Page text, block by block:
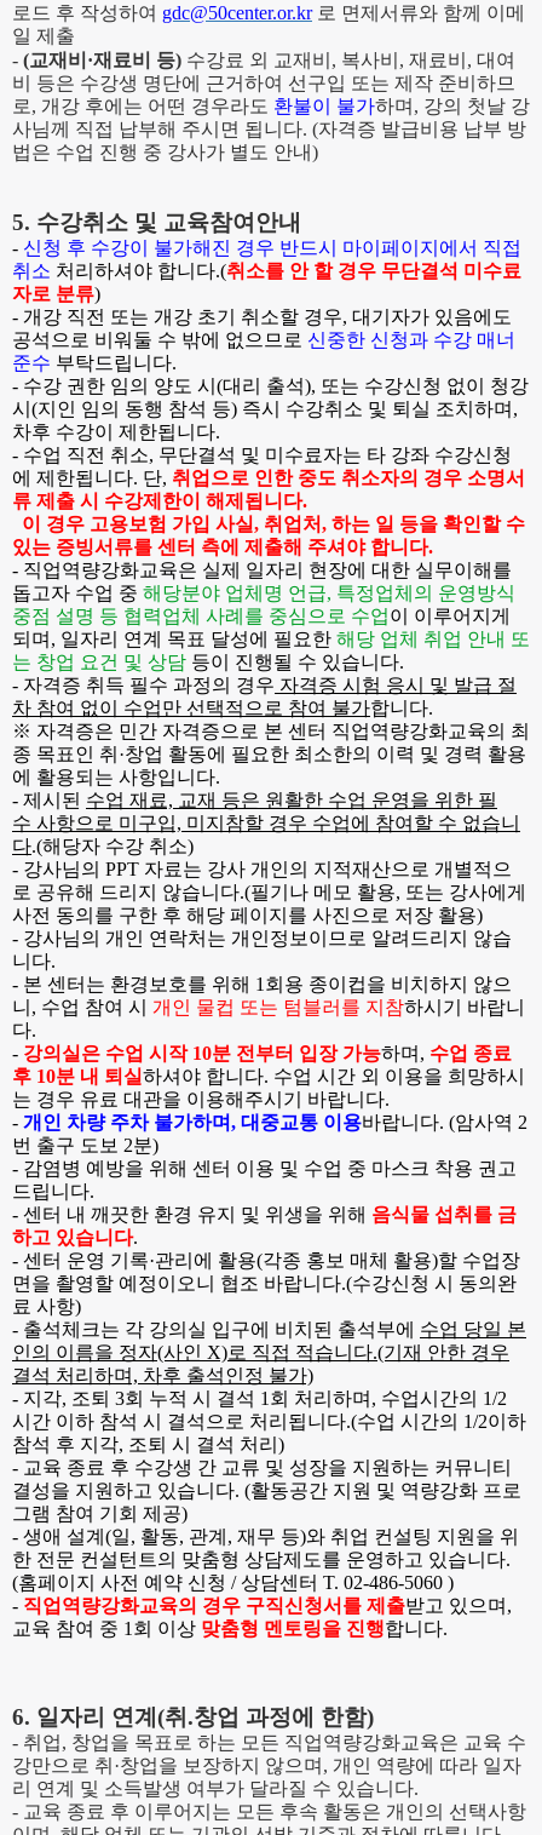
로드 후 작성하여 gdc@50center.or.kr 로 면제서류와 함께 이메
일 제출
- (교재비 ·재료비 등) 수강료 외 교재비 , 복사비 , 재료비 , 대여
비 등은 수강생 명단에 근거하여 선구입 또는 제작 준비하므
로, 개강 후에는 어떤 경우라도 환불이 불가하며 , 강의 첫날 강
사님께 직접 납부해 주시면 됩니다. (자격증 발급비용 납부 방
법은 수업 진행 중 강사가 별도 안내)
5. 수강취소 및 교육참여안내
- 신청 후 수강이 불가해진 경우 반드시 마이페이지에서 직접
취소 처리하셔야 합니다.(취소를 안 할 경우 무단결석 미수료
자로 분류)
- 개강 직전 또는 개강 초기 취소할 경우, 대기자가 있음에도
공석으로 비워둘 수 밖에 없으므 로 신중한 신청과 수강 매너
준수 부탁드립니다.
- 수강 권한 임의 양도 시 (대리 출석), 또는 수강신청 없이 청강
시 (지인 임의 동행 참석 등) 즉시 수강취소 및 퇴실 조치하며,
차후 수강이 제한됩니다.
- 수업 직전 취소, 무단결석 및 미수료자는 타 강좌 수강신청
에 제한됩니다. 단, 취업으로 인한 중도 취소자의 경우 소명서
류 제출 시 수강제한이 해제됩니다.
이 경우 고용보험 가입 사실, 취업처, 하는 일 등을 확인할 수
있는 증빙서류를 센터 측에 제출해 주셔야 합니다.
- 직업역량강화교육은 실제 일자리 현장에 대한 실무이해를
돕고자 수업 중 해당분야 업체명 언급, 특정업체의 운영방식
중점 설명 등 협력업체 사례를 중심으로 수업이 이루어지게
되며, 일자리 연계 목표 달성에 필요한 해당 업체 취업 안내 또
는 창업 요건 및 상담 등이 진행될 수 있습니다.
- 자격증 취득 필수 과정의 경우 자격증 시험 응시 및 발급 절
차 참여 없이 수업만 선 택적 으 로 참여 불가합니 다.
※ 자격증은 민간 자격증으로 본 센터 직업역량강화교육의 최
종 목표인 취·창업 활동에 필요한 최소한의 이력 및 경력 활용
에 활용되는 사항입니다.
- 제 시 된 수업 재료, 교재 등은 원활한 수업 운영을 위한 필
수 사항으로 미구입, 미지참할 경우 수업에 참여할 수 없습니
다.(해당자 수강 취 소)
- 강사님의 PPT 자료는 강사 개인의 지적재산으로 개별적으
로 공유해 드리지 않습니다.(필기나 메모 활용, 또는 강사에게
사전 동의를 구한 후 해당 페이지를 사진으로 저장 활용)
- 강사님의 개인 연락처는 개인정보이므로 알려드리지 않습
니다.
- 본 센터는 환경보호를 위해 1 회용 종이컵을 비치하지 않으
니 , 수업 참여 시 개인 물컵 또는 텀블러를 지참하시기 바랍니
다.
- 강의실은 수업 시작 10분 전부터 입장 가능하며, 수업 종료
후 10분 내 퇴실하셔야 합니다. 수업 시간 외 이용을 희망하시
는 경우 유료 대관을 이용해주시기 바랍니다.
- 개인 차량 주차 불가하며, 대중교통 이용바랍니다. (암사역 2
번 출구 도보 2분)
- 감염병 예방을 위해 센터 이용 및 수업 중 마스크 착용 권고
드립니다.
- 센터 내 깨끗한 환경 유지 및 위생을 위해 음식물 섭취를 금
하고 있습니다.
- 센터 운영 기록·관리에 활용(각종 홍보 매체 활용)할 수업장
면을 촬영할 예정이오니 협조 바랍니다.(수강신청 시 동의완
료 사항)
- 출석체크는 각 강의실 입구에 비치된 출석부에 수업 당일 본
인의 이름을 정자(사인 X)로 직접 적습니다.(기재 안한 경우
결석 처리하며, 차후 출석인정 불가)
- 지각, 조퇴 3회 누적 시 결석 1회 처리하며, 수업시간의 1/2
시간 이하 참석 시 결석으로 처리됩니다.(수업 시간의 1/2이하
참석 후 지각, 조퇴 시 결석 처리)
- 교육 종료 후 수강생 간 교류 및 성장을 지원하는 커뮤니티
결성을 지원하고 있습니다. (활동공간 지원 및 역량강화 프로
그램 참여 기회 제공)
- 생애 설계(일, 활동, 관계, 재무 등)와 취업 컨설팅 지원을 위
한 전문 컨설턴트의 맞춤형 상담제도를 운영하고 있습니다.
(홈페이지 사전 예약 신청 /상담센터 T. 02-486-5060 )
- 직업역량강화교육의 경우 구직신청서를 제출받고 있으며,
교육 참여 중 1회 이상 맞춤형 멘토링을 진행합니다.
6. 일자리 연계(취.창업 과정에 한함)
- 취업, 창업을 목표로 하는 모든 직업역량강화교육은 교육 수
강만으로 취·창업을 보장하지 않으며, 개인 역량에 따라 일자
리 연계 및 소득발생 여부가 달라질 수 있습니다.
- 교육 종료 후 이루어지는 모든 후속 활동은 개인의 선택사항